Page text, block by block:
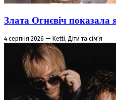
Злата Огнєвіч показала
4 серпня 2026 — Ketti, Діти та сім'я